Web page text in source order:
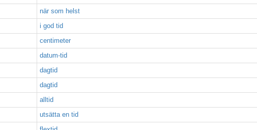
när som helst
i god tid
centimeter
datum-tid
dagtid
dagtid
alltid
utsätta en tid